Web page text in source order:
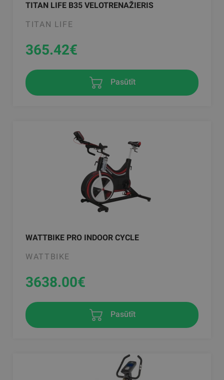
TITAN LIFE B35 VELOTRENAŽIERIS
TITAN LIFE
365.42€
Pasūtīt
WATTBIKE PRO INDOOR CYCLE
WATTBIKE
3638.00€
Pasūtīt